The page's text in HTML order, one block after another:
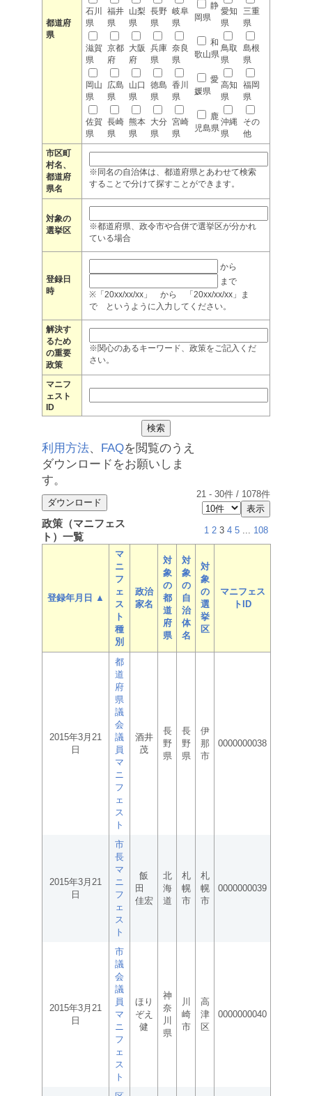
都道府
県
石川
県
福井
県
山梨
県
長野
県
岐阜
県
静
岡県
愛知
県
三重
県
滋賀
県
京都
府
大阪
府
兵庫
県
奈良
県
和
歌山県
鳥取
県
島根
県
岡山
県
広島
県
山口
県
徳島
県
香川
県
愛
媛県
高知
県
福岡
県
佐賀
県
長崎
県
熊本
県
大分
県
宮崎
県
鹿
児島県
沖縄
県
その
他
市区町
村名、
都道府
県名
※同名の自治体は、都道府県とあわせて検索
することで分けて探すことができます。
対象の
選挙区
※都道府県、政令市や合併で選挙区が分かれ
ている場合
登録日
時
から
まで
※「20xx/xx/xx」 から 「20xx/xx/xx」ま
で というように入力してください。
解決す
るため
の重要
政策
※関心のあるキーワード、政策をご記入くだ
さい。
マニフ
ェスト
ID
利用方法、 FAQを閲覧のうえ
ダウンロードをお願いしま
す。
21 - 30件 / 1078件
政策（マニフェス
ト）一覧
1 2 3 4 5 ... 108
登録年月日 ▲
マ
ニ
フ
ェ
ス
ト
種
別
政治
家名
対
象
の
都
道
府
県
対
象
の
自
治
体
名
対
象
の
選
挙
区
マニフェス
トID
2015年3月21
日
都
道
府
県
議
会
議
員
マ
ニ
フ
ェ
ス
ト
酒井
茂
長
野
県
長
野
県
伊
那
市
0000000038
2015年3月21
日
市
長
マ
ニ
フ
ェ
ス
ト
飯
田
佳宏
北
海
道
札
幌
市
札
幌
市
0000000039
2015年3月21
日
市
議
会
議
員
マ
ニ
フ
ェ
ス
ト
ほり
ぞえ
健
神
奈
川
県
川
崎
市
高
津
区
0000000040